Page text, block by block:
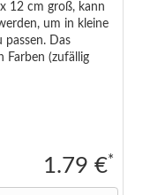
12 cm groß, kann
um in kleine
passen. Das
Farben (zufällig
1.79 €*